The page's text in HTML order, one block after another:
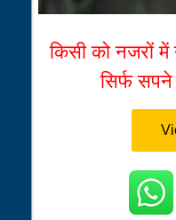
किसी को नजरों
सिर्फ